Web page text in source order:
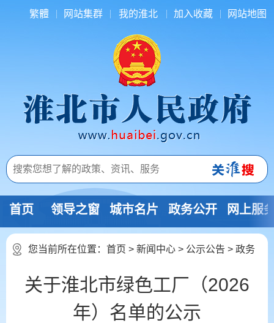
繁體 网站集群 我的淮北 加入收藏 网站地图
首页 领导之窗 城市名片 政务公开 网上服
您当前所在位置： 首页 > 新闻中心 > 公示公告 > 政务
关于淮北市绿色工厂（2026
年）名单的公示